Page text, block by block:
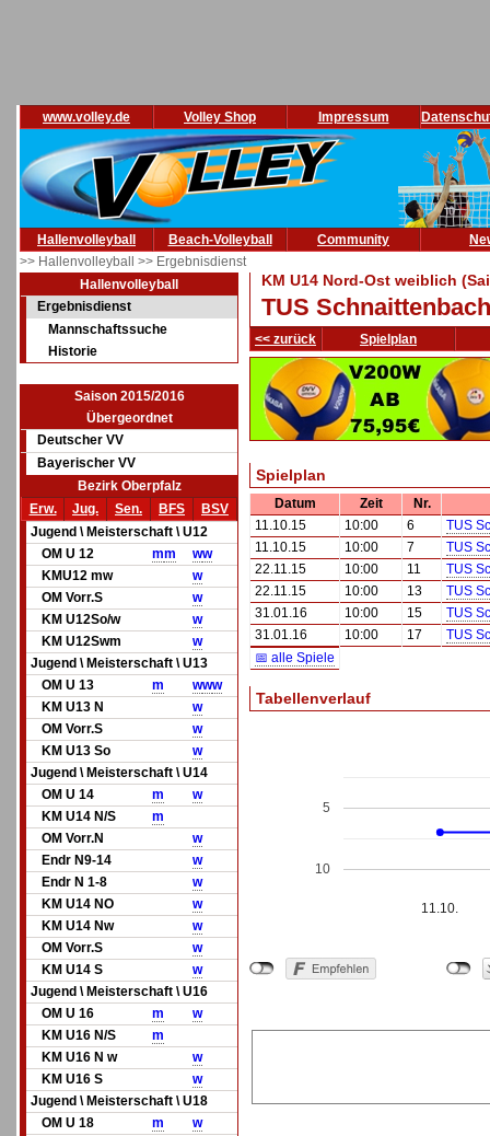
www.volley.de Volley Shop Impressum
Hallenvolleyball Beach-Volleyball Community
>> Hallenvolleyball >> Ergebnisdienst
Hallenvolleyball
Ergebnisdienst
Mannschaftssuche
Historie
Saison 2015/2016
Übergeordnet
Deutscher VV
Bayerischer VV
Bezirk Oberpfalz
Erw.
Jug. Sen. BFS
BSV
Jugend \ Meisterschaft \ U12
OM U 12
mm ww
KMU12 mw
w
OM Vorr.S
w
KM U12So/w
w
KM U12Swm
w
Jugend \ Meisterschaft \ U13
OM U 13
m www
KM U13 N
w
OM Vorr.S
w
KM U13 So
w
Jugend \ Meisterschaft \ U14
OM U 14
m
w
KM U14 N/S
m
OM Vorr.N
w
Endr N9-14
w
Endr N 1-8
w
KM U14 NO
w
KM U14 Nw
w
OM Vorr.S
w
KM U14 S
w
Jugend \ Meisterschaft \ U16
OM U 16
m
w
KM U16 N/S
m
KM U16 N w
w
KM U16 S
w
Jugend \ Meisterschaft \ U18
OM U 18
m
w
KM U14 Nord-Ost weiblich
TUS Schnaittenbach
<< zurück Spielplan
Spielplan
Datum Zeit
Nr.
11.10.15
10:00 6
TUS
11.10.15
10:00 7
TUS
22.11.15
10:00 11
TUS
22.11.15
10:00 13
TUS
31.01.16
10:00 15
TUS
31.01.16
10:00 17
TUS
📅 alle Spiele
Tabellenverlauf
11.10.
5
10